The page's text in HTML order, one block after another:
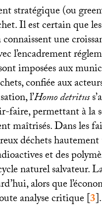
stratégique (ou
Il est certain que
une
l’encadrement
imposées aux
confiée aux
l’Homo detritus
faire, permettant à la
maîtrisés. Dans les
déchets
et des
naturel salvateur.
alors que
analyse critique[3].